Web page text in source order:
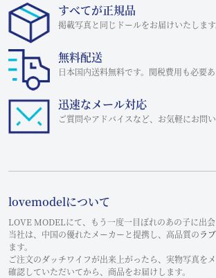
すべてが正規品
掲載写真と同じドールをお届けいたします
無料配送
日本国内送料無料です。関税費用も必要あ
迅速なメール対応
ご質問やアドバイスなど、お気軽にお問い
lovemodelについて
LOVE MODELにて、もう一度一目ぼれのあの子に出会
当社は、中国の優れたメーカーと提携し、高品質のラ
ます。
ご注文のダッチワイフが出来上がったら、実物写真を
確認していただいてから、商品をお届けします。